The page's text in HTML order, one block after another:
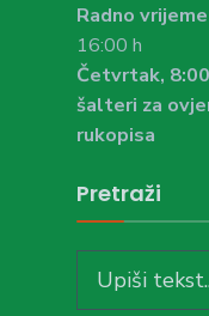
Radno vrijeme
16:00 h
Četvrtak,
šalteri za
rukopisa
Pretraži
for: